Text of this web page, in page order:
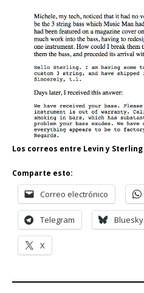
Los correos entre Levin y Sterling
Comparte esto:
Correo electrónico
Telegram Bluesky
X